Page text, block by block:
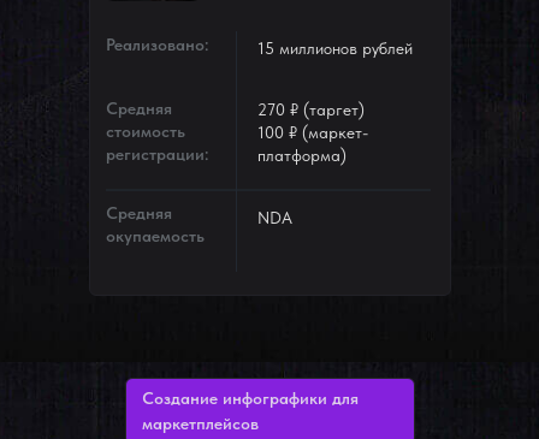
15 миллионов рублей
270 ₽ (таргет)
100 ₽ (маркет-
платформа)
NDA
Реализовано:
Средняя
стоимость
регистрации:
Средняя
окупаемость
Создание инфографики для
маркетплейсов